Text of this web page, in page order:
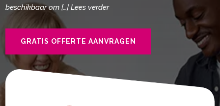
beschikbaar om […] Lees verder
GRATIS OFFERTE AANVRAGEN